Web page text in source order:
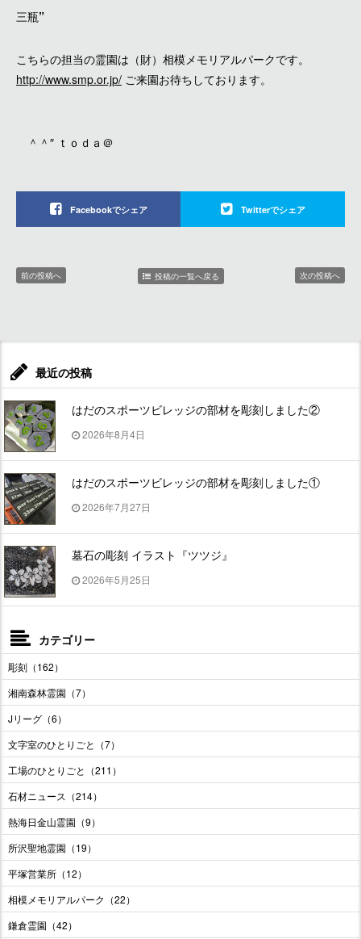
三瓶”
こちらの担当の霊園は（財）相模メモリアルパークです。
http://www.smp.or.jp/ ご来園お待ちしております。
＾＾″ ｔｏｄａ＠
Facebookでシェア Twitterでシェア
前の投稿へ 投稿の一覧へ戻る 次の投稿へ
最近の投稿
はだのスポーツビレッジの部材を彫刻しました②
2026年8月4日
はだのスポーツビレッジの部材を彫刻しました①
2026年7月27日
墓石の彫刻 イラスト『ツツジ』
2026年5月25日
カテゴリー
彫刻（162）
湘南森林霊園（7）
Jリーグ（6）
文字室のひとりごと（7）
工場のひとりごと（211）
石材ニュース（214）
熱海日金山霊園（9）
所沢聖地霊園（19）
平塚営業所（12）
相模メモリアルパーク（22）
鎌倉霊園（42）